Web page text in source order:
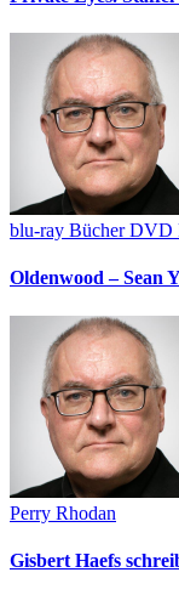
blu-ray BücherDVD
Oldenwood – Sean
Perry Rhodan
Gisbert Haefs